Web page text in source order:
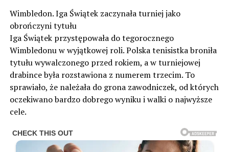
Wimbledon. Iga Świątek zaczynała turniej jako
obrończyni tytułu
Iga Świątek przystępowała do tegorocznego
Wimbledonu w wyjątkowej roli. Polska tenisistka broniła
tytułu wywalczonego przed rokiem, a w turniejowej
drabince była rozstawiona z numerem trzecim. To
sprawiało, że należała do grona zawodniczek, od których
oczekiwano bardzo dobrego wyniku i walki o najwyższe
cele.